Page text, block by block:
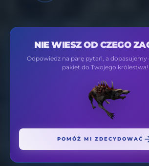
NIE WIESZ OD CZEGO
Odpowiedz na parę pytań, a
pakiet do Twojego królestwa!
POMÓŻ MI ZDECYDOWAĆ